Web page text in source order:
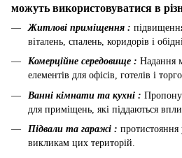
можуть використовуватися в
Житлові приміщення :
віталень, спалень, коридорів і
Комерційне середовище : Надання
елементів для офісів, готелів і
Ванні кімнати та кухні :
для приміщень, які піддаються
Підвали та гаражі : протистояння
викликам цих територій.